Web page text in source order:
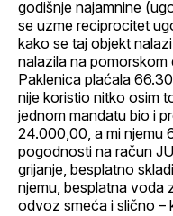
godišnje najamnine
se uzme reciprocitet
kako se taj objekt
nalazila na
Paklenica plaćala
nije koristio nitko osim
jednom mandatu bio i
24.000,00, a mi njemu
pogodnosti na račun
grijanje, besplatno
njemu, besplatna voda
odvoz smeća i slično –